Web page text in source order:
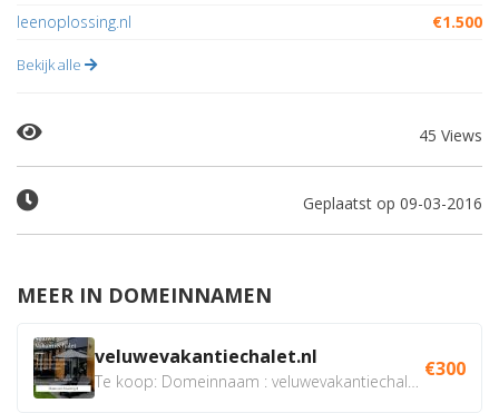
leenoplossing.nl
€1.500
Bekijk alle
45 Views
Geplaatst op 09-03-2016
MEER IN DOMEINNAMEN
veluwevakantiechalet.nl €300